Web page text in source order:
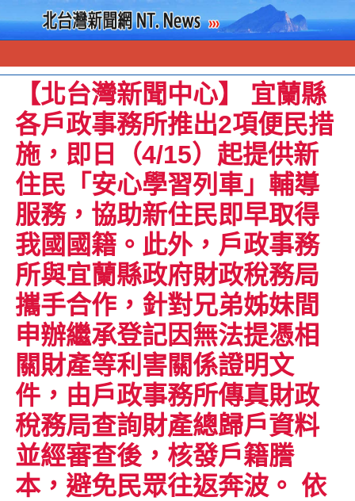
【北台灣新聞中心】 宜蘭縣
各戶政事務所推出2項便民措
施，即日（4/15）起提供新
住民「安心學習列車」輔導
服務，協助新住民即早取得
我國國籍。此外，戶政事務
所與宜蘭縣政府財政稅務局
攜手合作，針對兄弟姊妹間
申辦繼承登記因無法提憑相
關財產等利害關係證明文
件，由戶政事務所傳真財政
稅務局查詢財產總歸戶資料
並經審查後，核發戶籍謄
本，避免民眾往返奔波。 依